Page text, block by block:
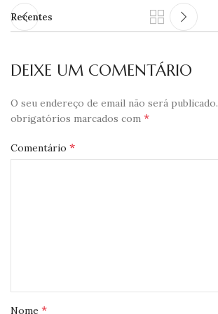
Recentes
DEIXE UM COMENTÁRIO
O seu endereço de email não será publicado.
obrigatórios marcados com *
Comentário *
Nome *